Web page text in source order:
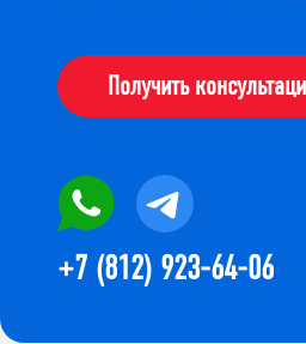
Получить
+7 (812) 923-64-06